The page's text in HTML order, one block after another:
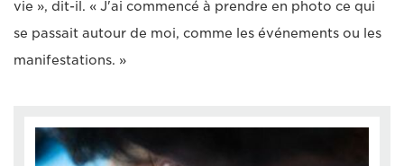
vie », dit-il. « J'ai commencé à prendre en photo ce qui
se passait autour de moi, comme les événements ou les
manifestations. »